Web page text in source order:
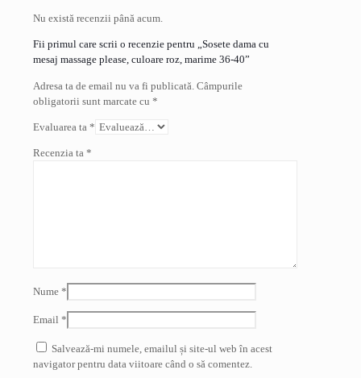
Nu există recenzii până acum.
Fii primul care scrii o recenzie pentru „Sosete dama cu
mesaj massage please, culoare roz, marime 36-40”
Adresa ta de email nu va fi publicată. Câmpurile
obligatorii sunt marcate cu *
Evaluarea ta *
Recenzia ta *
Nume *
Email *
Salvează-mi numele, emailul și site-ul web în acest
navigator pentru data viitoare când o să comentez.